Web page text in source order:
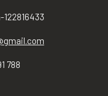
788